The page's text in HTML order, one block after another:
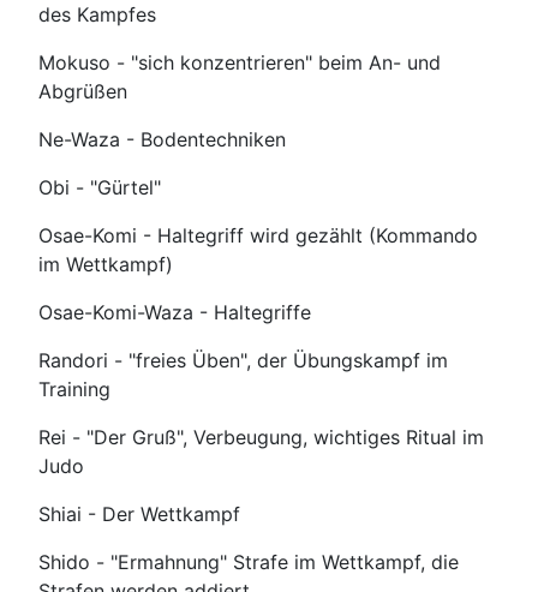
des Kampfes
Mokuso - "sich konzentrieren" beim An- und
Abgrüßen
Ne-Waza - Bodentechniken
Obi - "Gürtel"
Osae-Komi - Haltegriff wird gezählt (Kommando
im Wettkampf)
Osae-Komi-Waza - Haltegriffe
Randori - "freies Üben", der Übungskampf im
Training
Rei - "Der Gruß", Verbeugung, wichtiges Ritual im
Judo
Shiai - Der Wettkampf
Shido - "Ermahnung" Strafe im Wettkampf, die